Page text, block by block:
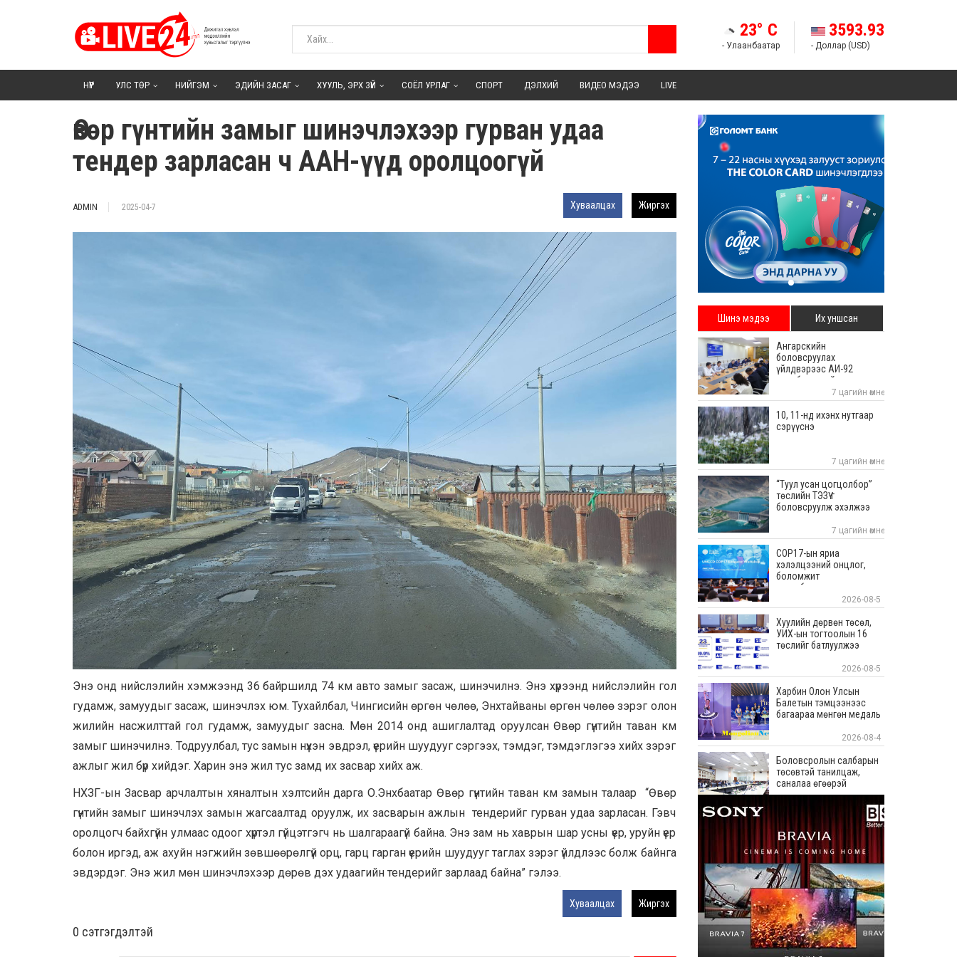
23° C
- Улаанбаатар
3593.93
- Доллар (USD)
НҮҮР УЛС ТӨР НИЙГЭМ ЭДИЙН ЗАСАГ ХУУЛЬ, ЭРХ ЗҮЙ СОЁЛ УРЛАГ СПОРТ ДЭЛХИЙ ВИДЕО МЭДЭЭ LIVE
Өвөр гүнтийн замыг шинэчлэхээр гурван удаа
тендер зарласан ч ААН-үүд оролцоогүй
ADMIN 2025-04-7 Хуваалцах Жиргэх
Энэ онд нийслэлийн хэмжээнд 36 байршилд 74 км авто замыг засаж, шинэчилнэ. Энэ хүрээнд нийслэлийн гол
гудамж, замуудыг засаж, шинэчлэх юм. Тухайлбал, Чингисийн өргөн чөлөө, Энхтайваны өргөн чөлөө зэрэг олон
жилийн насжилттай гол гудамж, замуудыг засна. Мөн 2014 онд ашиглалтад оруулсан Өвөр гүнтийн таван км
замыг шинэчилнэ. Тодруулбал, тус замын нүхэн эвдрэл, үерийн шуудууг сэргээх, тэмдэг, тэмдэглэгээ хийх зэрэг
ажлыг жил бүр хийдэг. Харин энэ жил тус замд их засвар хийх аж.
НХЗГ-ын Засвар арчлалтын хяналтын хэлтсийн дарга О.Энхбаатар Өвөр гүнтийн таван км замын талаар “Өвөр
гүнтийн замыг шинэчлэх замын жагсаалтад оруулж, их засварын ажлын тендерийг гурван удаа зарласан. Гэвч
оролцогч байхгүйн улмаас одоог хүртэл гүйцэтгэгч нь шалгараагүй байна. Энэ зам нь хаврын шар усны үер, уруйн үер
болон иргэд, аж ахуйн нэгжийн зөвшөөрөлгүй орц, гарц гарган үерийн шуудууг таглах зэрэг үйлдлээс болж байнга
эвдэрдэг. Энэ жил мөн шинэчлэхээр дөрөв дэх удаагийн тендерийг зарлаад байна” гэлээ.
Хуваалцах Жиргэх
0 cэтгэгдэлтэй
Шинэ мэдээ Их уншсан
Ангарскийн
боловсруулах
үйлдвэрээс АИ-92
автобензиний ачилтыг
тасралтгүй хийж байна
7 цагийн өмнө
10, 11-нд ихэнх нутгаар
сэрүүснэ
7 цагийн өмнө
“Туул усан цогцолбор”
төслийн ТЭЗҮ-г
боловсруулж эхэлжээ
7 цагийн өмнө
COP17-ын яриа
хэлэлцээний онцлог,
боломжит
хувилбаруудаас
2026-08-5
Хуулийн дөрвөн төсөл,
УИХ-ын тогтоолын 16
төслийг батлуулжээ
2026-08-5
Харбин Олон Улсын
Балетын тэмцээнээс
багаараа мөнгөн медаль
2026-08-4
Боловсролын салбарын
төсөвтэй танилцаж,
саналаа өгөөрэй
2026-08-4
С.Зоригийн хөшөөг
буцаан байрлууллаа
2026-08-3
Хөвсгөл аймгийн
Рэнчинлхүмбэ сумын 320
хүүхдийн суудалтай
сургуулийн барилгыг
дуусгахад шаардлагатай
2026-08-3